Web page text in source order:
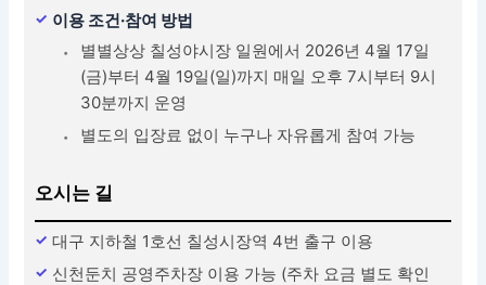
이용 조건·참여 방법
별별상상 칠성야시장 일원에서 2026년 4월 17일
(금)부터 4월 19일(일)까지 매일 오후 7시부터 9시
30분까지 운영
별도의 입장료 없이 누구나 자유롭게 참여 가능
오시는 길
대구 지하철 1호선 칠성시장역 4번 출구 이용
신천둔치 공영주차장 이용 가능 (주차 요금 별도 확인